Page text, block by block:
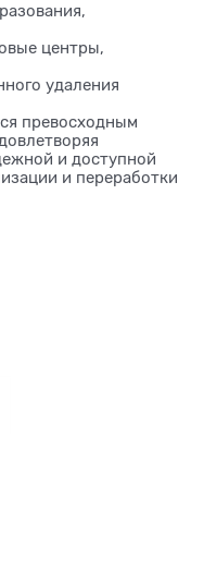
центры,
удаления
превосходным
и доступной
и переработки